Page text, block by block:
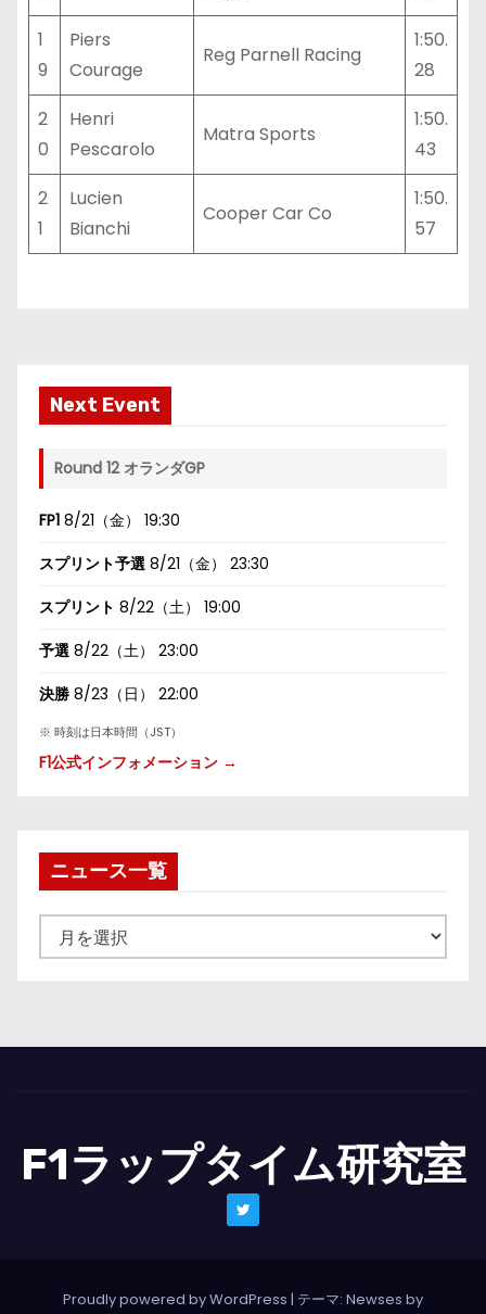
1
9
Piers
Courage
Reg Parnell Racing
1:50.
28
2
0
Henri
Pescarolo
Matra Sports
1:50.
43
2
1
Lucien
Bianchi
Cooper Car Co
1:50.
57
Next Event
Round 12 オランダGP
FP1 8/21（金） 19:30
スプリント予選 8/21（金） 23:30
スプリント 8/22（土） 19:00
予選 8/22（土） 23:00
決勝 8/23（日） 22:00
※ 時刻は日本時間（JST）
F1公式インフォメーション →
ニュース一覧
ュ
一
F1ラップタイム研究室
Proudly powered by WordPress | テーマ: Newses by